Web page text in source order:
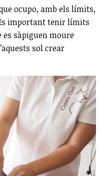
ocupo, amb els límits,
important tenir límits
sàpiguen moure
sol crear